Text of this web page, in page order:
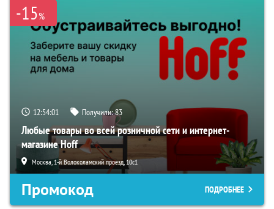
-15%
12:54:00 Получили:83
Любые товары во всей розничной сети и интернет-
магазине Hoff
Москва, 1-й Волоколамский проезд, 10с1
Промокод ПОДРОБНЕЕ